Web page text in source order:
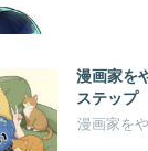
漫画家を
ステップ
漫画家を